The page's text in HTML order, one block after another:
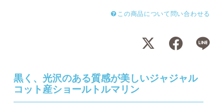
この商品について問い合わせる
黒く、光沢のある質感が美しいジャジャル
コット産ショールトルマリン